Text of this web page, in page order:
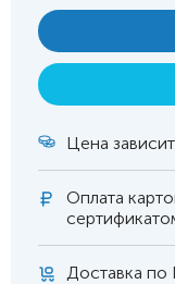
Цена
Оплата
Доставка